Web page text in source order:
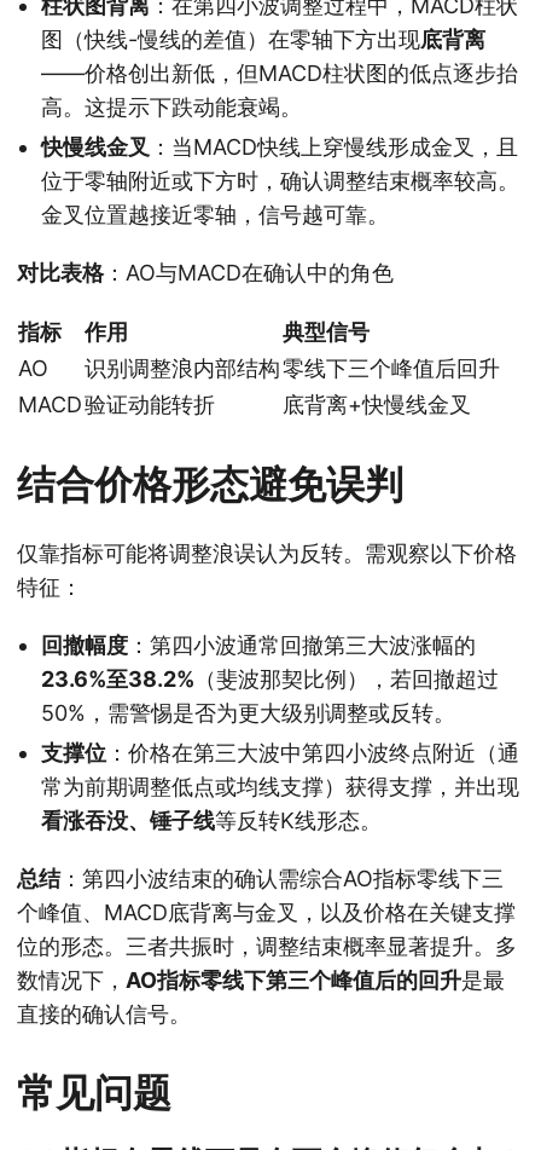
图（快线-慢线的差值）在零轴下方出现底背离
——价格创出新低，但MACD柱状图的低点逐步抬
高。这提示下跌动能衰竭。
快慢线金叉 ：当MACD快线上穿慢线形成金叉，且
位于零轴附近或下方时，确认调整结束概率较高。
金叉位置越接近零轴，信号越可靠。
对比表格：AO与MACD在确认中的角色
指标 作用
典型信号
AO
识别调整浪内部结构零线下三个峰值后回升
MACD验证动能转折 底背离+快慢线金叉
结合价格形态避免误判
仅靠指标可能将调整浪误认为反转。需观察以下价格
特征：
回撤幅度 ：第四小波通常回撤第三大波涨幅的
23.6%至38.2% （斐波那契比例），若回撤超过
50%，需警惕是否为更大级别调整或反转。
支撑位 ：价格在第三大波中第四小波终点附近（通
常为前期调整低点或均线支撑）获得支撑，并出现
看涨吞没、锤子线等反转K线形态。
总结：第四小波结束的确认需综合AO指标零线下三
个峰值、MACD底背离与金叉，以及价格在关键支撑
位的形态。三者共振时，调整结束概率显著提升。多
数情况下， AO指标零线下第三个峰值后的回升是最
直接的确认信号。
常见问题